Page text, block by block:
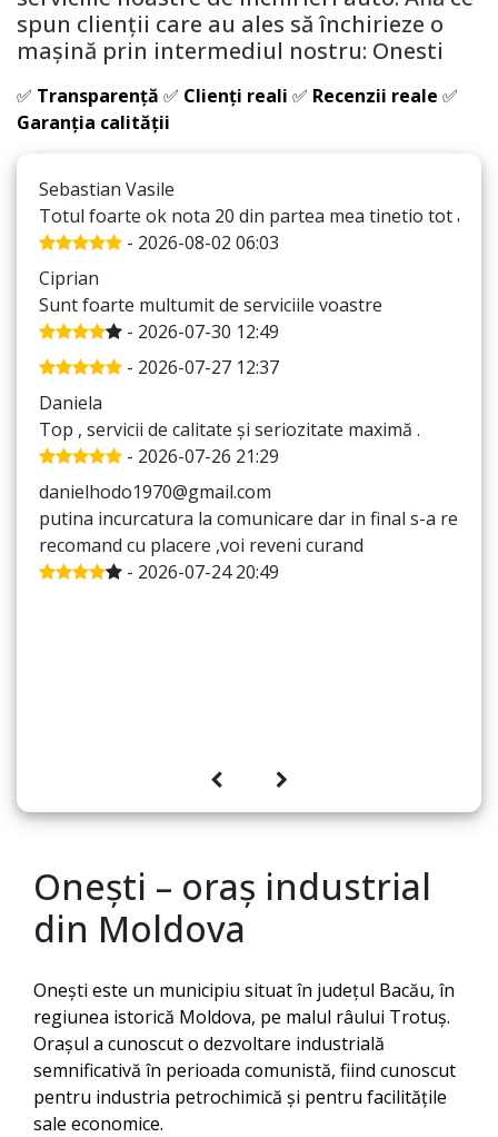
spun clienții care au ales să închirieze o
mașină prin intermediul nostru: Onesti
✅ Transparență ✅ Clienți reali ✅ Recenzii reale ✅
Garanția calității
Sebastian Vasile
Totul foarte ok nota 20 din partea mea tinetio tot asa
- 2026-08-02 06:03
Ciprian
Sunt foarte multumit de serviciile voastre
- 2026-07-30 12:49
- 2026-07-27 12:37
Daniela
Top , servicii de calitate și seriozitate maximă .
- 2026-07-26 21:29
danielhodo1970@gmail.com
putina incurcatura la comunicare dar in final s-a
recomand cu placere ,voi reveni curand
- 2026-07-24 20:49
Onești – oraș industrial
din Moldova
Onești este un municipiu situat în județul Bacău, în
regiunea istorică Moldova, pe malul râului Trotuș.
Orașul a cunoscut o dezvoltare industrială
semnificativă în perioada comunistă, fiind cunoscut
pentru industria petrochimică și pentru facilitățile
sale economice.